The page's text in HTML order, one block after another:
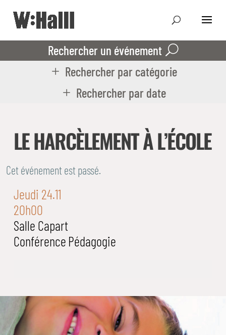
Rechercher un événement
Rechercher par catégorie
Rechercher par date
LE HARCÈLEMENT À L’ÉCOLE
Cet événement est passé.
Jeudi 24.11
20h00
Salle Capart
Conférence Pédagogie